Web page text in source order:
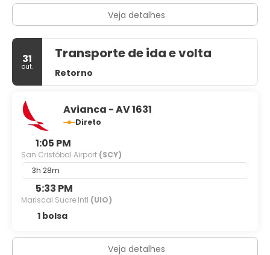
Veja detalhes
31
out.
Transporte de ida e volta
Retorno
Avianca - AV 1631
Direto
1:05 PM
San Cristóbal Airport (SCY)
3h 28m
5:33 PM
Mariscal Sucre Intl (UIO)
1 bolsa
Veja detalhes